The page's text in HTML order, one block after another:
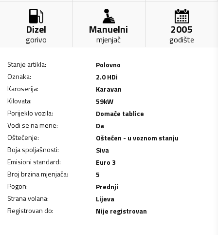
Dizel
gorivo
Manuelni
mjenjač
2005
godište
Stanje artikla:
Polovno
Oznaka:
2.0 HDi
Karoserija:
Karavan
Kilovata: 59kW
Porijeklo vozila:
Domaće tablice
Vodi se na mene:
Da
Oštećenje:
Oštećen - u voznom stanju
Boja spoljašnosti:
Siva
Emisioni standard:
Euro 3
Broj brzina mjenjača:
5
Pogon:
Prednji
Strana volana:
Lijeva
Registrovan do: Nije registrovan